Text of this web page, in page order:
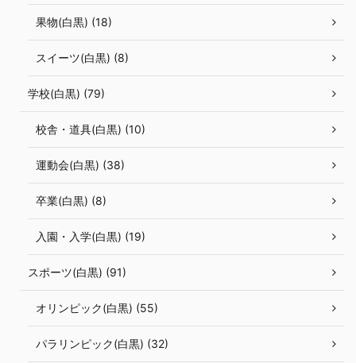
果物(白黒) (18)
スイーツ(白黒) (8)
学校(白黒) (79)
校舎・道具(白黒) (10)
運動会(白黒) (38)
卒業(白黒) (8)
入園・入学(白黒) (19)
スポーツ(白黒) (91)
オリンピック(白黒) (55)
パラリンピック(白黒) (32)